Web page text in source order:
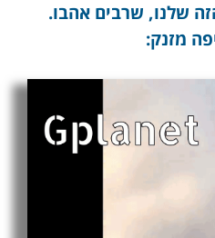
שלנו, שרבים אהבו.
מזנק: